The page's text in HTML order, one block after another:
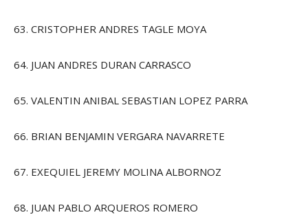
63. CRISTOPHER ANDRES TAGLE MOYA
64. JUAN ANDRES DURAN CARRASCO
65. VALENTIN ANIBAL SEBASTIAN LOPEZ PARRA
66. BRIAN BENJAMIN VERGARA NAVARRETE
67. EXEQUIEL JEREMY MOLINA ALBORNOZ
68. JUAN PABLO ARQUEROS ROMERO